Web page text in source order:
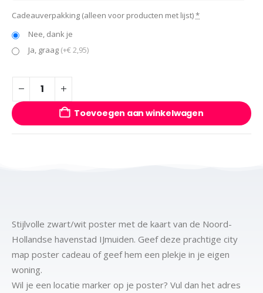
Cadeauverpakking (alleen voor producten met lijst)*
Nee, dank je
Ja, graag (+€ 2,95)
Toevoegen aan winkelwagen
Stijlvolle zwart/wit poster met de kaart van de Noord-
Hollandse havenstad IJmuiden. Geef deze prachtige city
map poster cadeau of geef hem een plekje in je eigen
woning.
Wil je een locatie marker op je poster? Vul dan het adres